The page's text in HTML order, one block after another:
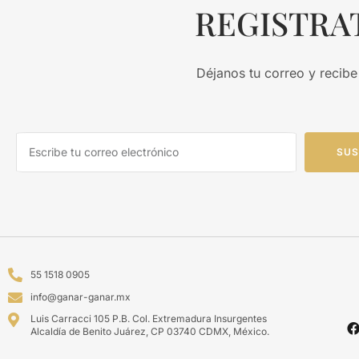
Déjanos tu correo y
55 1518 0905
info@ganar-ganar.mx
Luis Carracci 105 P.B. Col. Extremadura Insurgentes
Alcaldía de Benito Juárez, CP 03740 CDMX, México.